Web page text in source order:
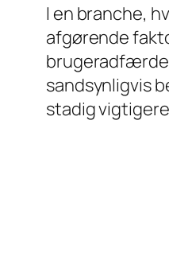
I en branche,
afgørende
sandsynligvis
stadig